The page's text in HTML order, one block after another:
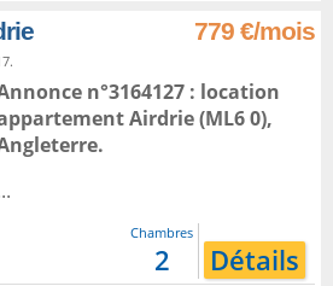
779 €/mois
n°3164127 : location
Airdrie(ML6 0),
.
Chambres
2 Détails